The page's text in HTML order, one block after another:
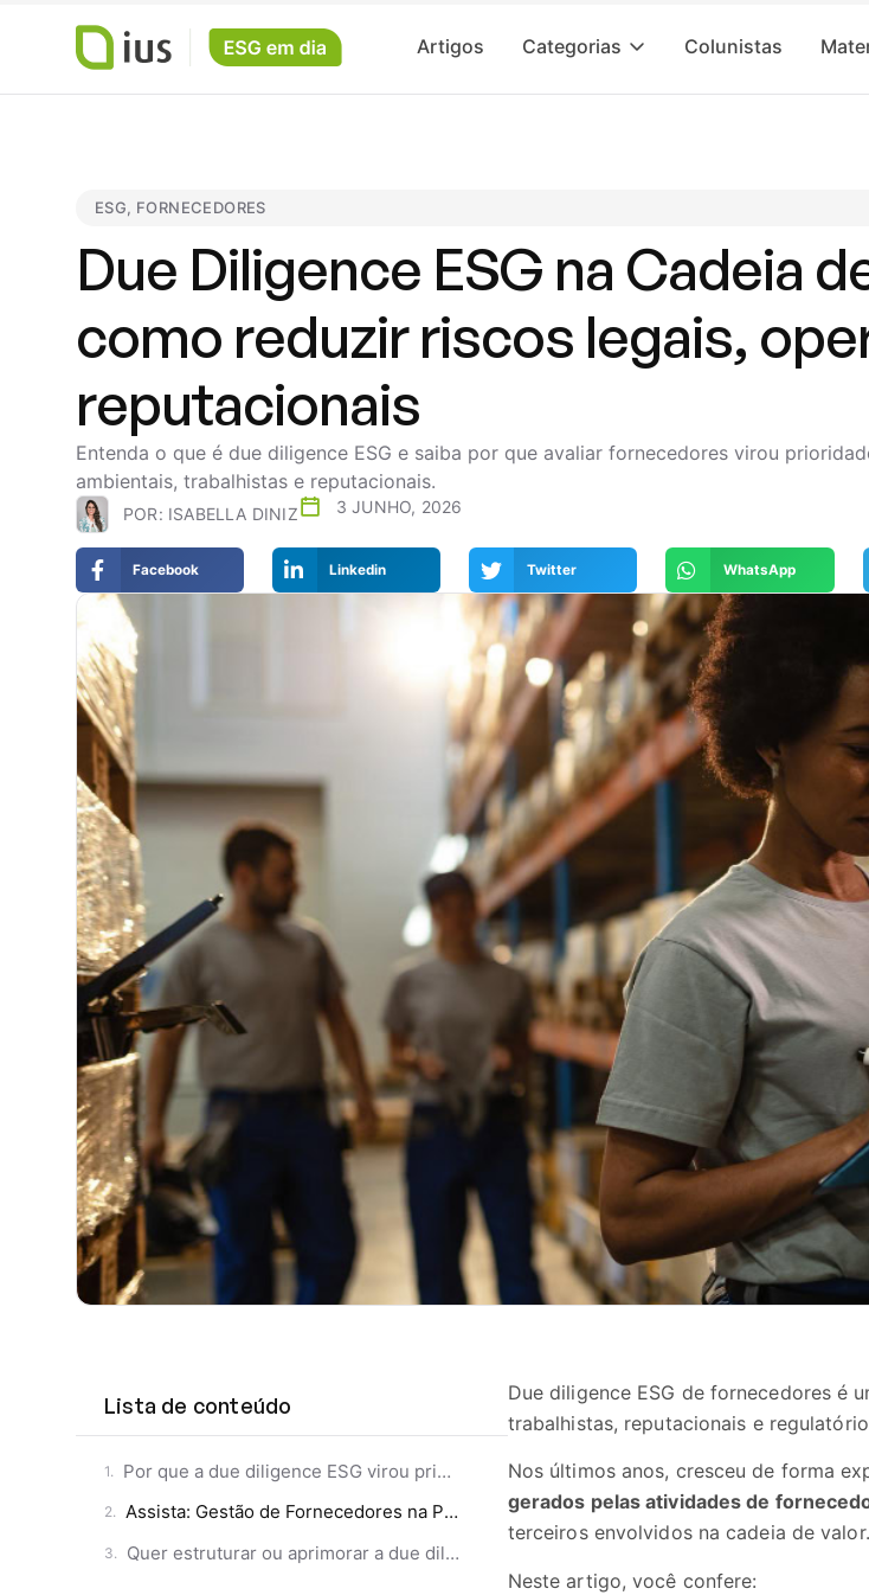
Artigos Categorias Colunistas
ESG, FORNECEDORES
Due Diligence ESG na Cadeia
como reduzir riscos legais,
reputacionais
Entenda o que é due diligence ESG e saiba por que avaliar fornecedores virou
ambientais, trabalhistas e reputacionais.
POR: ISABELLA DINIZ 3 JUNHO, 2026
Facebook Linkedin Twitter WhatsApp
Lista de conteúdo
Por que a due diligence ESG virou prioridade nas empresas?
Assista: Gestão de Fornecedores na Prática
Quer estruturar ou aprimorar a due diligence ESG na sua cadeia de fornecedores?
Due diligence ESG de fornecedores é
trabalhistas, reputacionais e
Nos últimos anos, cresceu de forma
gerados pelas atividades de
terceiros envolvidos na cadeia de valor.
Neste artigo, você confere: